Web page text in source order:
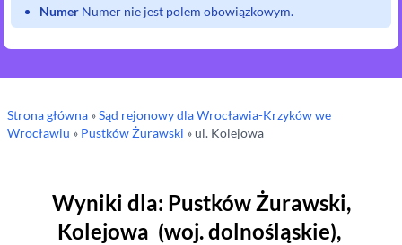
Numer Numer nie jest polem obowiązkowym.
Strona główna »Sąd rejonowydla Wrocławia-Krzyków we
Wrocławiu » Pustków Żurawski » ul. Kolejowa
Wyniki dla: Pustków Żurawski,
Kolejowa (woj.dolnośląskie),